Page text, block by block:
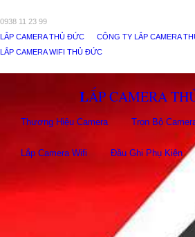
0938 11 23 99
LẮP CAMERA THỦ ĐỨC
CÔNG TY LẮP CAMERA
LẮP CAMERA WIFI THỦ ĐỨC
LẮP CAMERA
Thương Hiệu Camera Trọn Bộ
Lắp Camera Wifi Đầu Ghi Phụ Kiên